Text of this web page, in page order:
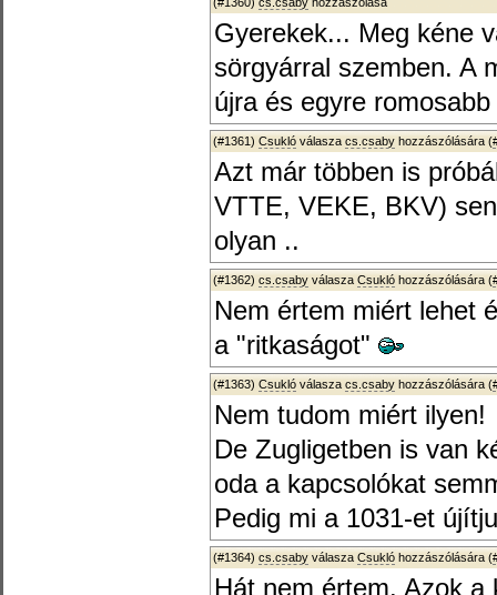
Gyerekek... Meg kéne
sörgyárral szemben. A
újra és egyre
(#1361) Csukló válasza cs.csaby hozzászólására (
Azt már többen is
VTTE, VEKE, BKV)
olyan ..
(#1362) cs.csaby válasza Csukló hozzászólására (
Nem értem miért lehet
a "ritkaságot"
(#1363) Csukló válasza cs.csaby hozzászólására (
Nem tudom miért ilyen!
De Zugligetben is van
oda a kapcsolókat
Pedig mi a 1031-et
(#1364) cs.csaby válasza Csukló hozzászólására (
Hát nem értem. Azok a